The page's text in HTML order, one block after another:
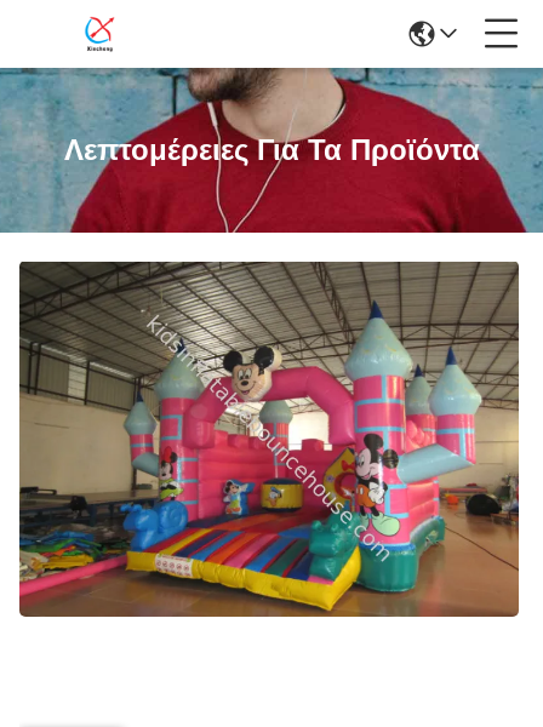
Λεπτομέρειες Για Τα Προϊόντα